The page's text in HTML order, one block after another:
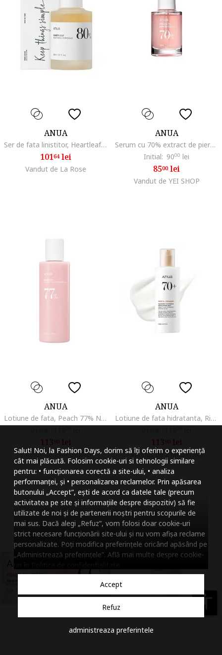
Salut! Noi, la Fashion Days, dorim să îți oferim o experiență
cât mai plăcută. Folosim cookie-uri si tehnologii similare
pentru: • funcționarea corectă a site-ului, • analiza
performanței, și • personalizarea reclamelor. Prin apăsarea
butonului „Accept”, ești de acord ca datele tale (precum
activitatea pe site și informațiile despre dispozitiv) să fie
utilizate de noi și de partenerii noștri pentru scopurile de
mai sus. Dacă alegi „Refuz”, vom folosi doar cookie-uri
strict necesare funcționării site-ului și nu vom afișa reclame
personalizate. Poți modifica preferințele oricând apăsând pe
„Administrează preferințele”. Află mai multe despre cookie-
Accept
Refuz
administreaza preferintele
ANUA
Ser de fata linistitor, Heartleaf 80% Ampoule, 30ml
10164lei
Vandut de La Rose
ANUA
Serum cu 70% extract de piersica si niacinamide 30ml
Initial: 9000 lei
8500lei
Vandut de YEI SHOP
ANUA
Lotiune de fata, Peach 77% Niacin Conditioning, 150ml
11390lei
Vandut de ZMEURINO
ANUA
Lotiune de fata hidratanta, Rice 70 Intensive Moisturizing Milk, 150 ml
11390lei
Vandut de ZMEURINO
accessibility
Mareste
Micsoreaza
Mareste spatierea
Micsoreaza
Mareste inaltimea
Micsoreaza
Inverseaza culorile
Nuante de gri
Cursor mare
Subliniaza link-urile